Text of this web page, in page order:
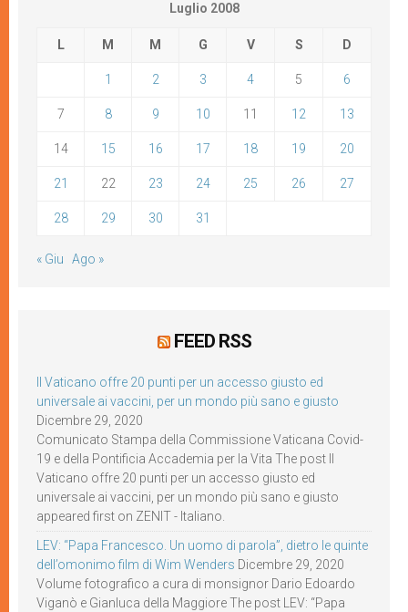
Luglio 2008
L M M G V S D
1 2 3 4 5 6
7 8 9 10 11 12 13
14 15 16 17 18 19 20
21 22 23 24 25 26 27
28 29 30 31
« Giu Ago »
FEED RSS
Il Vaticano offre 20 punti per un accesso giusto ed
universale ai vaccini, per un mondo più sano e giusto
Dicembre 29, 2020
Comunicato Stampa della Commissione Vaticana Covid-
19 e della Pontificia Accademia per la Vita The post Il
Vaticano offre 20 punti per un accesso giusto ed
universale ai vaccini, per un mondo più sano e giusto
appeared first on ZENIT - Italiano.
LEV: “Papa Francesco. Un uomo di parola”, dietro le quinte
dell’omonimo film di Wim Wenders Dicembre 29, 2020
Volume fotografico a cura di monsignor Dario Edoardo
Viganò e Gianluca della Maggiore The post LEV: “Papa